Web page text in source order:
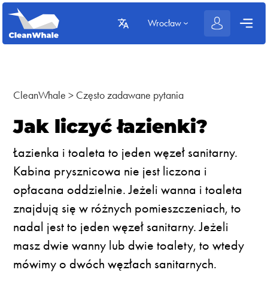
Wrocław
CleanWhale > Często zadawane pytania
Jak liczyć łazienki?
Łazienka i toaleta to jeden węzeł sanitarny.
Kabina prysznicowa nie jest liczona i
opłacana oddzielnie. Jeżeli wanna i toaleta
znajdują się w różnych pomieszczeniach, to
nadal jest to jeden węzeł sanitarny. Jeżeli
masz dwie wanny lub dwie toalety, to wtedy
mówimy o dwóch węzłach sanitarnych.